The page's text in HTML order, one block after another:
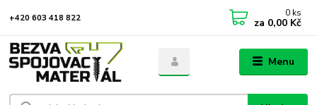
Menu
+420 603 418 822 0 ks
za 0,00 Kč